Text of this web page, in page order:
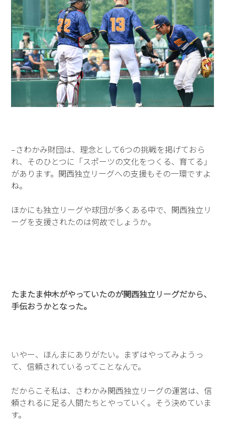
–さわかみ財団は、理念として6つの挑戦を掲げておら
れ、そのひとつに「スポーツの文化をつくる、育てる」
があります。関西独立リーグへの支援もその一環ですよ
ね。
ほかにも独立リーグや球団が多くある中で、関西独立リ
ーグを支援されたのは何故でしょうか。
たまたま仲木がやっていたのが関西独立リーグだから、
手伝おうかとなった。
いやー、ほんまにありがたい。まずはやってみようっ
て、信頼されているってことなんで。
だからこそ私は、さわかみ関西独立リーグの運営は、信
頼されるに足る人間たちとやっていく。そう決めていま
す。